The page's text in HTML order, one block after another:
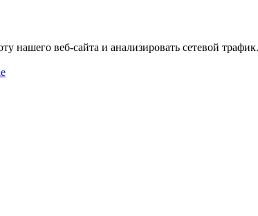
нашего веб-сайта и анализировать сетевой трафик.